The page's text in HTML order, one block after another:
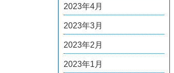
2023年4月
2023年3月
2023年2月
2023年1月